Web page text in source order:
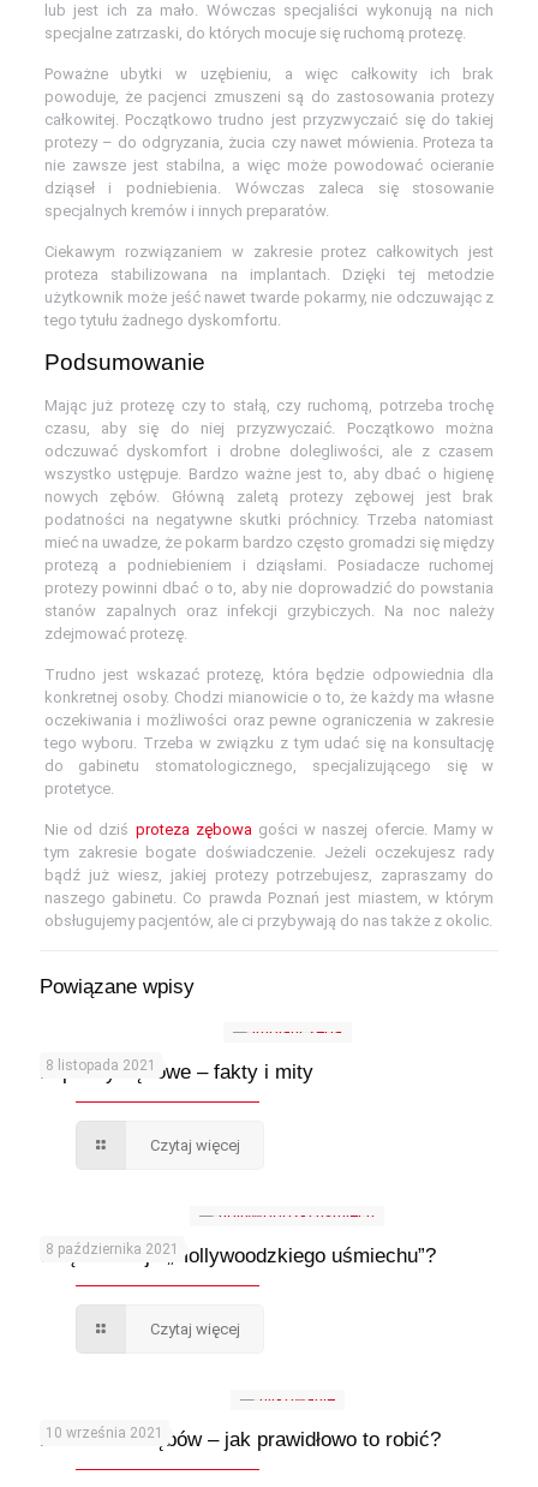
lub jest ich za mało. Wówczas specjaliści wykonują na nich
specjalne zatrzaski, do których mocuje się ruchomą protezę.
Poważne ubytki w uzębieniu, a więc całkowity ich brak
powoduje, że pacjenci zmuszeni są do zastosowania protezy
całkowitej. Początkowo trudno jest przyzwyczaić się do takiej
protezy – do odgryzania, żucia czy nawet mówienia. Proteza ta
nie zawsze jest stabilna, a więc może powodować ocieranie
dziąseł i podniebienia. Wówczas zaleca się stosowanie
specjalnych kremów i innych preparatów.
Ciekawym rozwiązaniem w zakresie protez całkowitych jest
proteza stabilizowana na implantach. Dzięki tej metodzie
użytkownik może jeść nawet twarde pokarmy, nie odczuwając z
tego tytułu żadnego dyskomfortu.
Podsumowanie
Mając już protezę czy to stałą, czy ruchomą, potrzeba trochę
czasu, aby się do niej przyzwyczaić. Początkowo można
odczuwać dyskomfort i drobne dolegliwości, ale z czasem
wszystko ustępuje. Bardzo ważne jest to, aby dbać o higienę
nowych zębów. Główną zaletą protezy zębowej jest brak
podatności na negatywne skutki próchnicy. Trzeba natomiast
mieć na uwadze, że pokarm bardzo często gromadzi się między
protezą a podniebieniem i dziąsłami. Posiadacze ruchomej
protezy powinni dbać o to, aby nie doprowadzić do powstania
stanów zapalnych oraz infekcji grzybiczych. Na noc należy
zdejmować protezę.
Trudno jest wskazać protezę, która będzie odpowiednia dla
konkretnej osoby. Chodzi mianowicie o to, że każdy ma własne
oczekiwania i możliwości oraz pewne ograniczenia w zakresie
tego wyboru. Trzeba w związku z tym udać się na konsultację
do gabinetu stomatologicznego, specjalizującego się w
protetyce.
Nie od dziś proteza zębowagości w naszej ofercie. Mamy w
tym zakresie bogate doświadczenie. Jeżeli oczekujesz rady
bądź już wiesz, jakiej protezy potrzebujesz, zapraszamy do
naszego gabinetu. Co prawda Poznań jest miastem, w którym
obsługujemy pacjentów, ale ci przybywają do nas także z okolic.
Powiązane wpisy
8 listopada 2021
Implanty zębowe – fakty i mity
Czytaj więcej
8 października 2021
Skąd obsesja „Hollywoodzkiego uśmiechu”?
Czytaj więcej
10 września 2021
Nitkowanie zębów – jak prawidłowo to robić?